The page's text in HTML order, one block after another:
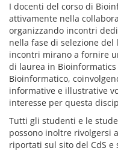
I docenti del corso di
attivamente nella
organizzando incontri
nella fase di selezione
incontri mirano a fornire
di laurea in
Bioinformatico,
informative e illustrative
interesse per questa
Tutti gli studenti e le
possono inoltre rivolgersi
riportati sul sito del CdS e